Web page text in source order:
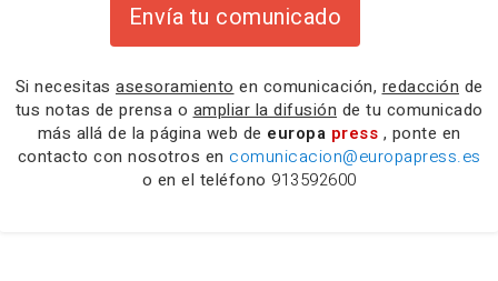
Envía tu comunicado
Si necesitas asesoramiento en comunicación, redacción de
tus notas de prensa o ampliar la difusión de tu comunicado
más allá de la página web de europa press , ponte en
contacto con nosotros en comunicacion@europapress.es
o en el teléfono 913592600